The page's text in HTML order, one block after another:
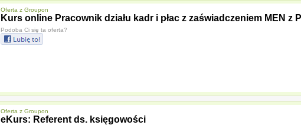
Oferta z Groupon
Kurs online Pracownik działu kadr i płac z zaświadczeniem MEN z
Podoba Ci się ta oferta?
Oferta z Groupon
eKurs: Referent ds. księgowości